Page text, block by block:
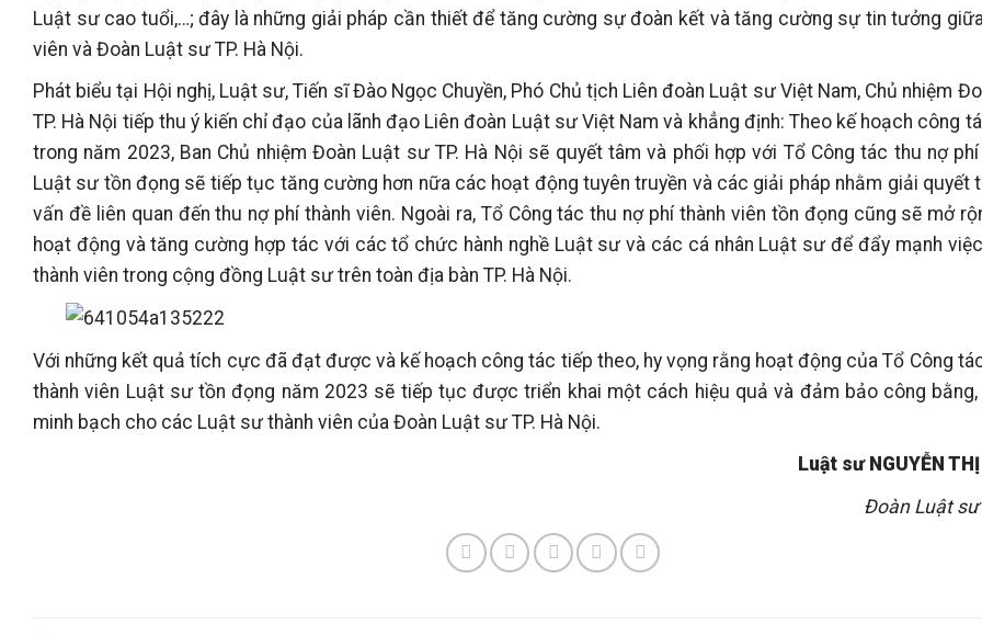
Luật sư cao tuổi,…; đây là những giải pháp cần thiết để tăng cường sự đoàn kết và tăng cường sự tin tưởng
viên và Đoàn Luật sư TP. Hà Nội.
Phát biểu tại Hội nghị, Luật sư, Tiến sĩ Đào Ngọc Chuyền, Phó Chủ tịch Liên đoàn Luật sư Việt Nam, Chủ nhiệm
TP. Hà Nội tiếp thu ý kiến chỉ đạo của lãnh đạo Liên đoàn Luật sư Việt Nam và khẳng định: Theo kế hoạch công
trong năm 2023, Ban Chủ nhiệm Đoàn Luật sư TP. Hà Nội sẽ quyết tâm và phối hợp với Tổ Công tác thu nợ
Luật sư tồn đọng sẽ tiếp tục tăng cường hơn nữa các hoạt động tuyên truyền và các giải pháp nhằm giải quyết
vấn đề liên quan đến thu nợ phí thành viên. Ngoài ra, Tổ Công tác thu nợ phí thành viên tồn đọng cũng sẽ mở
hoạt động và tăng cường hợp tác với các tổ chức hành nghề Luật sư và các cá nhân Luật sư để đẩy mạnh
thành viên trong cộng đồng Luật sư trên toàn địa bàn TP. Hà Nội.
Với những kết quả tích cực đã đạt được và kế hoạch công tác tiếp theo, hy vọng rằng hoạt động của Tổ Công
thành viên Luật sư tồn đọng năm 2023 sẽ tiếp tục được triển khai một cách hiệu quả và đảm bảo công bằng,
minh bạch cho các Luật sư thành viên của Đoàn Luật sư TP. Hà Nội.
Luật sư NGUYỄN
Đoàn Luật sư